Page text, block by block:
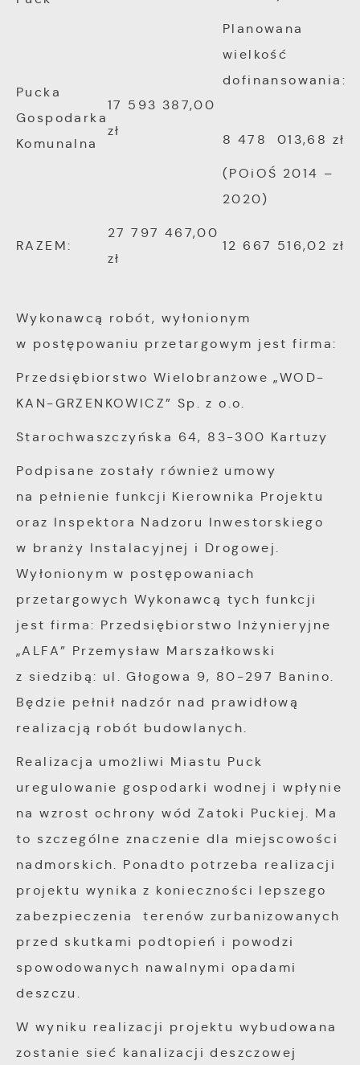
Pucka
Gospodarka
Komunalna
17 593 387,00
zł
Planowana
wielkość
dofinansowania:
8 478 013,68 zł
(POiOŚ 2014 –
2020)
RAZEM:
27 797 467,00
zł
12 667 516,02 zł
Wykonawcą robót, wyłonionym
w postępowaniu przetargowym jest firma:
Przedsiębiorstwo Wielobranżowe „WOD-
KAN-GRZENKOWICZ” Sp. z o.o.
Starochwaszczyńska 64, 83-300 Kartuzy
Podpisane zostały również umowy
na pełnienie funkcji Kierownika Projektu
oraz Inspektora Nadzoru Inwestorskiego
w branży Instalacyjnej i Drogowej.
Wyłonionym w postępowaniach
przetargowych Wykonawcą tych funkcji
jest firma: Przedsiębiorstwo Inżynieryjne
„ALFA” Przemysław Marszałkowski
z siedzibą: ul. Głogowa 9, 80-297 Banino.
Będzie pełnił nadzór nad prawidłową
realizacją robót budowlanych.
Realizacja umożliwi Miastu Puck
uregulowanie gospodarki wodnej i wpłynie
na wzrost ochrony wód Zatoki Puckiej. Ma
to szczególne znaczenie dla miejscowości
nadmorskich. Ponadto potrzeba realizacji
projektu wynika z konieczności lepszego
zabezpieczenia terenów zurbanizowanych
przed skutkami podtopień i powodzi
spowodowanych nawalnymi opadami
deszczu.
W wyniku realizacji projektu wybudowana
zostanie sieć kanalizacji deszczowej